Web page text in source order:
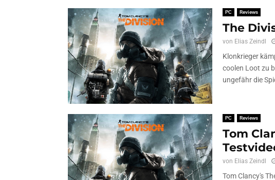
PC Reviews
The
von Elias Zeindl
Klonkrieger
coolen Loot zu
ungefähr die
PC Reviews
Tom
von Elias Zeindl
Tom Clancy's